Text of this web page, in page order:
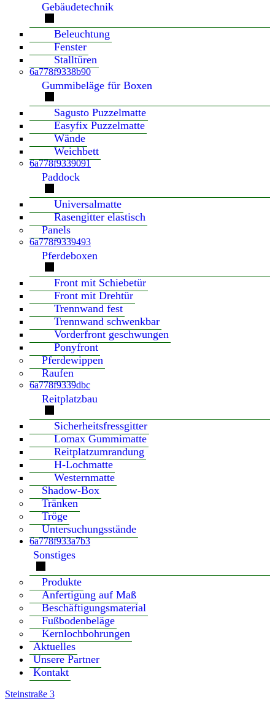
Gebäudetechnik
Beleuchtung
Fenster
Stalltüren
6a778f9338b90
Gummibeläge für Boxen
Sagusto Puzzelmatte
Easyfix Puzzelmatte
Wände
Weichbett
6a778f9339091
Paddock
Universalmatte
Rasengitter elastisch
Panels
6a778f9339493
Pferdeboxen
Front mit Schiebetür
Front mit Drehtür
Trennwand fest
Trennwand schwenkbar
Vorderfront geschwungen
Ponyfront
Pferdewippen
Raufen
6a778f9339dbc
Reitplatzbau
Sicherheitsfressgitter
Lomax Gummimatte
Reitplatzumrandung
H-Lochmatte
Westernmatte
Shadow-Box
Tränken
Tröge
Untersuchungsstände
6a778f933a7b3
Sonstiges
Produkte
Anfertigung auf Maß
Beschäftigungsmaterial
Fußbodenbeläge
Kernlochbohrungen
Aktuelles
Unsere Partner
Kontakt
Steinstraße 3